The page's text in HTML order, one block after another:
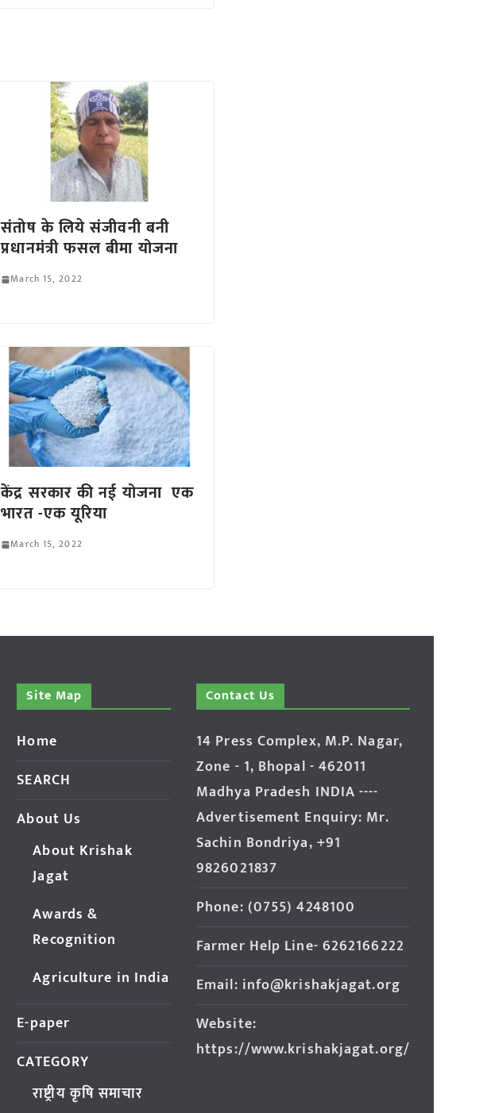
संतोष के लिये संजीवनी बनी
प्रधानमंत्री फसल बीमा योजना
March 15, 2022
केंद्र सरकार की नई योजना एक
भारत -एक यूरिया
March 15, 2022
Site Map
Home
SEARCH
About Us
About Krishak
Jagat
Awards &
Recognition
Agriculture in India
E-paper
CATEGORY
राष्ट्रीय कृषि समाचार
Contact Us
14 Press Complex, M.P. Nagar,
Zone - 1, Bhopal - 462011
Madhya Pradesh INDIA ----
Advertisement Enquiry: Mr.
Sachin Bondriya, +91
9826021837
Phone: (0755) 4248100
Farmer Help Line- 6262166222
Email: info@krishakjagat.org
Website:
https://www.krishakjagat.org/